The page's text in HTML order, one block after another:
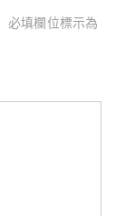
必填欄位標示為